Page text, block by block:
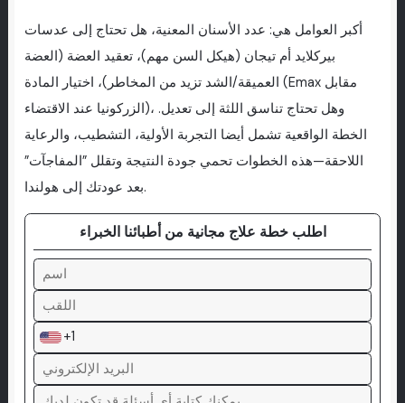
أكبر العوامل هي: عدد الأسنان المعنية، هل تحتاج إلى عدسات
بيركلايد أم تيجان (هيكل السن مهم)، تعقيد العضة (العضة
العميقة/الشد تزيد من المخاطر)، اختيار المادة (Emax مقابل
الزركونيا عند الاقتضاء)، وهل تحتاج تناسق اللثة إلى تعديل.
الخطة الواقعية تشمل أيضا التجربة الأولية، التشطيب، والرعاية
اللاحقة—هذه الخطوات تحمي جودة النتيجة وتقلل ”المفاجآت”
بعد عودتك إلى هولندا.
اطلب خطة علاج مجانية من أطبائنا الخبراء
+1